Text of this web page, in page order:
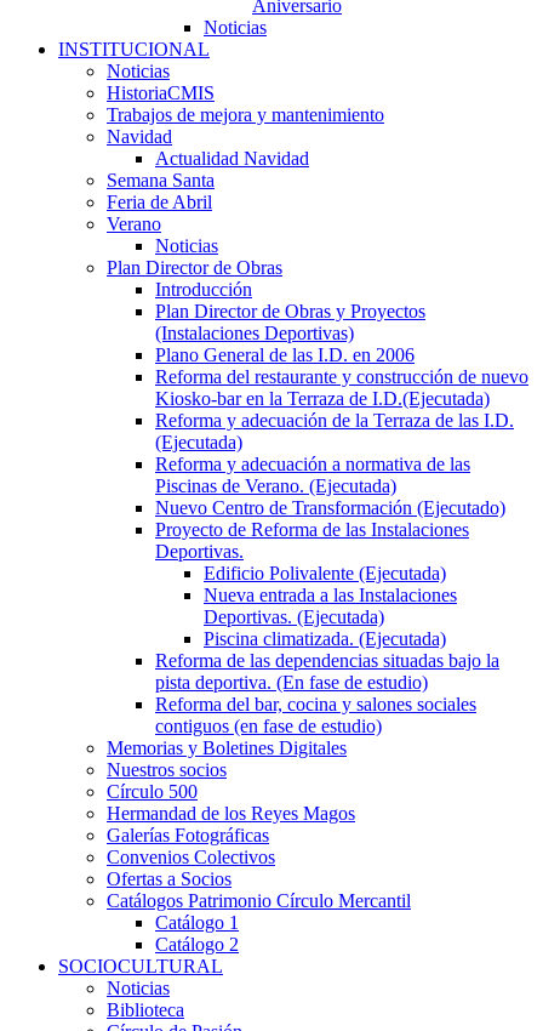
Aniversario
Noticias
INSTITUCIONAL
Noticias
HistoriaCMIS
Trabajos de mejora y mantenimiento
Navidad
Actualidad Navidad
Semana Santa
Feria de Abril
Verano
Noticias
Plan Director de Obras
Introducción
Plan Director de Obras y Proyectos
(Instalaciones Deportivas)
Plano General de las I.D. en 2006
Reforma del restaurante y construcción de nuevo
Kiosko-bar en la Terraza de I.D.(Ejecutada)
Reforma y adecuación de la Terraza de las I.D.
(Ejecutada)
Reforma y adecuación a normativa de las
Piscinas de Verano. (Ejecutada)
Nuevo Centro de Transformación (Ejecutado)
Proyecto de Reforma de las Instalaciones
Deportivas.
Edificio Polivalente (Ejecutada)
Nueva entrada a las Instalaciones
Deportivas. (Ejecutada)
Piscina climatizada. (Ejecutada)
Reforma de las dependencias situadas bajo la
pista deportiva. (En fase de estudio)
Reforma del bar, cocina y salones sociales
contiguos (en fase de estudio)
Memorias y Boletines Digitales
Nuestros socios
Círculo 500
Hermandad de los Reyes Magos
Galerías Fotográficas
Convenios Colectivos
Ofertas a Socios
Catálogos Patrimonio Círculo Mercantil
Catálogo 1
Catálogo 2
SOCIOCULTURAL
Noticias
Biblioteca